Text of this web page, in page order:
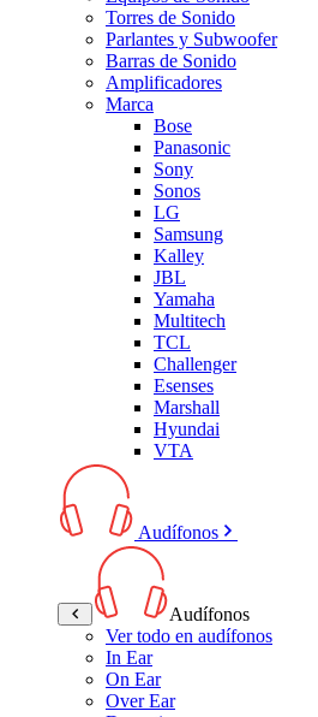
Torres de Sonido
Parlantes y Subwoofer
Barras de Sonido
Amplificadores
Marca
Bose
Panasonic
Sony
Sonos
LG
Samsung
Kalley
JBL
Yamaha
Multitech
TCL
Challenger
Esenses
Marshall
Hyundai
VTA
Audífonos
Audífonos
Ver todo en audífonos
In Ear
On Ear
Over Ear